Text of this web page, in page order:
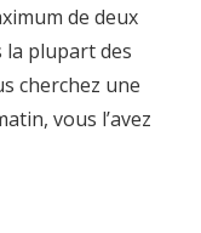
de deux
la plupart des
cherchez une
vous l’avez